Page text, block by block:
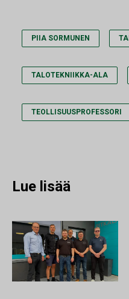
PIIA SORMUNEN
TALOTEKNIIKKA-ALA
TEOLLISUUSPROFESSORI
Lue lisää